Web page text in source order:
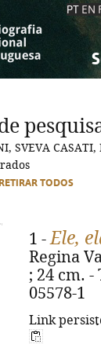
PT EN
SVEVA CASATI,
RETIRAR TODOS
1 -Ele,
Regina
; 24 cm.
05578-1
Link